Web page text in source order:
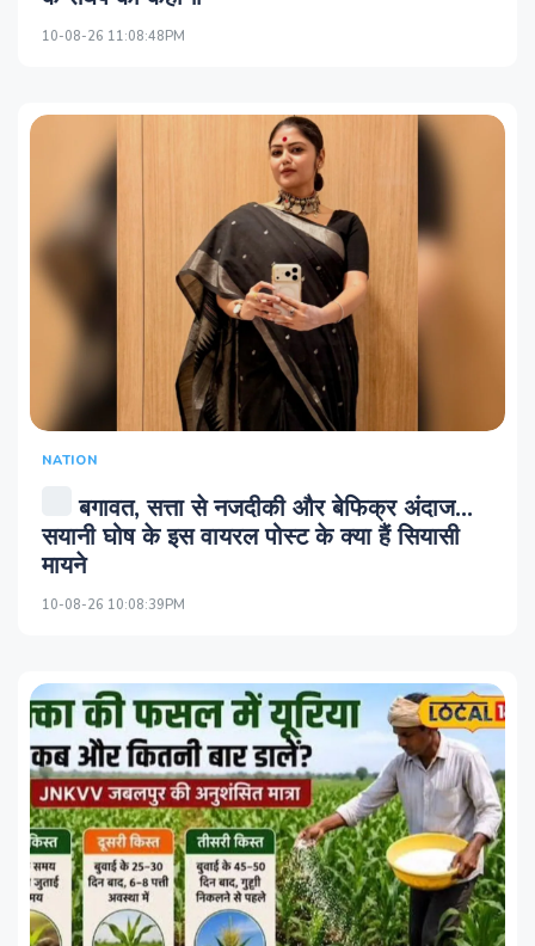
10-08-26 11:08:48PM
NATION
बगावत, सत्ता से नजदीकी और बेफिक्र अंदाज...
सयानी घोष के इस वायरल पोस्ट के क्‍या हैं सियासी
मायने
10-08-26 10:08:39PM